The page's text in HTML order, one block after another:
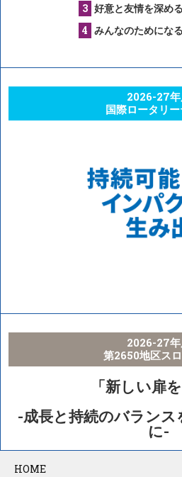
好意と友情を深め
みんなのためにな
2026-27
国際ロータリ
2026-27
第2650地区ス
「新しい扉
-成長と持続のバラン
に-
HOME